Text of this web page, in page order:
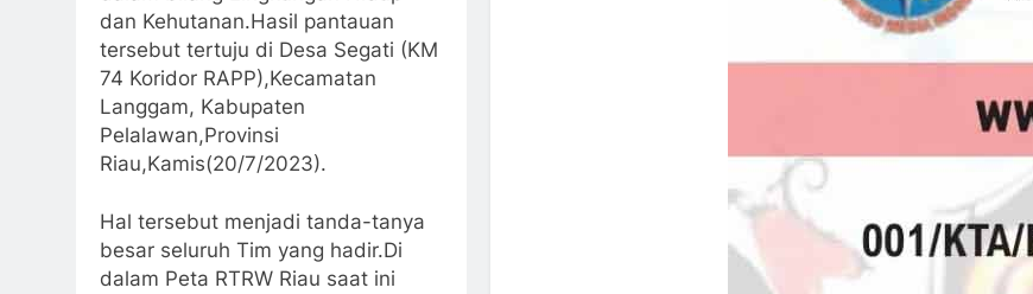
dan Kehutanan.Hasil pantauan
tersebut tertuju di Desa Segati (KM
74 Koridor RAPP),Kecamatan
Langgam, Kabupaten
Pelalawan,Provinsi
Riau,Kamis(20/7/2023).
Hal tersebut menjadi tanda-tanya
besar seluruh Tim yang hadir.Di
dalam Peta RTRW Riau saat ini